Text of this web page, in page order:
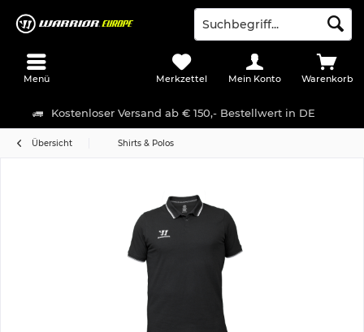
Kostenloser Versand ab € 150,- Bestellwert in DE
Menü Warenkorb
Merkzettel Mein Konto
Übersicht Shirts & Polos